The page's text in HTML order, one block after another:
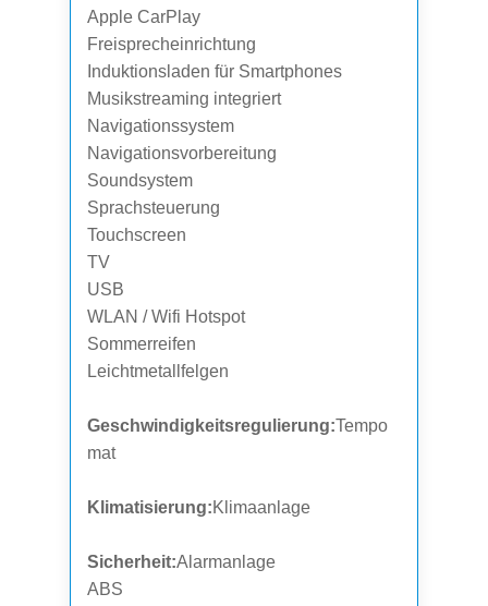
Apple CarPlay
Freisprecheinrichtung
Induktionsladen für Smartphones
Musikstreaming integriert
Navigationssystem
Navigationsvorbereitung
Soundsystem
Sprachsteuerung
Touchscreen
TV
USB
WLAN / Wifi Hotspot
Sommerreifen
Leichtmetallfelgen
Geschwindigkeitsregulierung:Tempo
mat
Klimatisierung:Klimaanlage
Sicherheit:Alarmanlage
ABS